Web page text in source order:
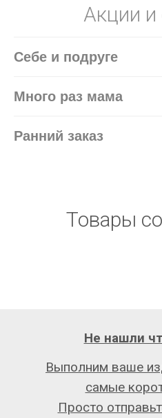
Акции и
Себе и подруге
Много раз мама
Ранний заказ
Товары
Выполним ваше
самые
Просто
Не нашли